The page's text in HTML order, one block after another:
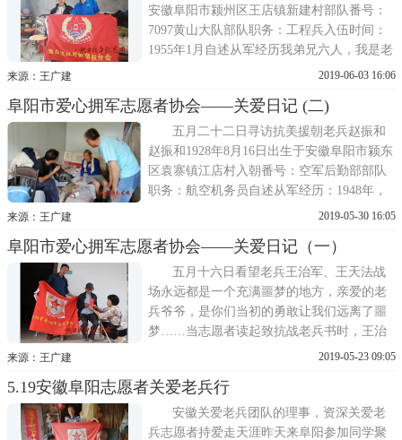
后，一起跑
安徽阜阳市颍州区王店镇新建村部队番号：
7097黄山大队部队职务：工程兵入伍时间：
1955年1月自述从军经历我弟兄六人，我是老
四，二哥年轻时抓壮丁当了四年的兵。家
当了兵。第二天集中到阜阳，呆了5天，乘船
由蚌埠到上海，最后到了浙江的龙头乡
来源：王广建 2019-06-03 16:06
阜阳市爱心拥军志愿者协会——关爱日记 (二)
五月二十二日寻访抗美援朝老兵赵振和
赵振和1928年8月16日出生于安徽阜阳市颍东
区袁寨镇江店村入朝番号：空军后勤部部队
职务：航空机务员自述从军经历：1948年，
阜阳刚解放，我20岁。我与比我小两岁的史
兵。指导员姓赵，那时候到处都有土匪，我
们刚参军还末发制服，都穿着老百姓的衣
服，
来源：王广建 2019-05-30 16:05
阜阳市爱心拥军志愿者协会——关爱日记（一）
五月十六日看望老兵王治军、王天法战
场永远都是一个充满噩梦的地方，亲爱的老
兵爷爷，是你们当初的勇敢让我们远离了噩
梦……当志愿者读起致抗战老兵书时，王治
军老兵神情肃穆地听着，他耳朵背了，可能
的尊敬和仰慕。2019年5月16日 阜阳市拥军
志愿者协会的志愿者们为王治军老兵送上江
苏省民建、南
来源：王广建 2019-05-23 09:05
5.19安徽阜阳志愿者关爱老兵行
安徽关爱老兵团队的理事，资深关爱老
兵志愿者持爱走天涯昨天来阜阳参加同学聚